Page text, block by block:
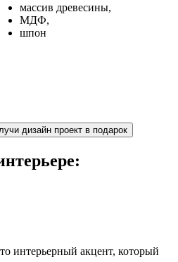
массив древесины,
МДФ,
шпон
дизайн проект в подарок
интерьерный акцент, который